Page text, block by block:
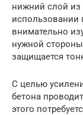
нижний слой из
внимательно
нужной
защищается
С целью
бетона
этого